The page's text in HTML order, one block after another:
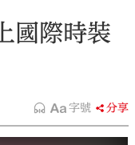
國際時裝
字號 分享